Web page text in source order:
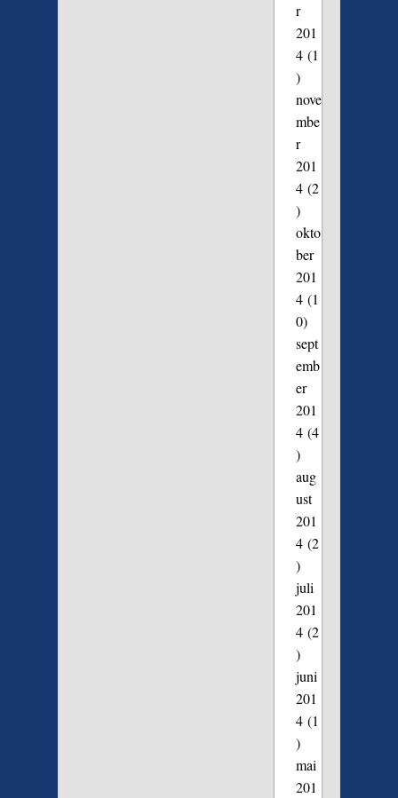
r
201
4(1
)
nove
mbe
r
201
4(2
)
okto
ber
201
4(1
0)
sept
emb
er
201
4(4
)
aug
ust
201
4(2
)
juli
201
4(2
)
juni
201
4(1
)
mai
201